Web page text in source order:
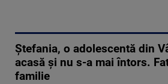
Ștefania, o adolescentă din
acasă și nu s-a mai întors.
familie